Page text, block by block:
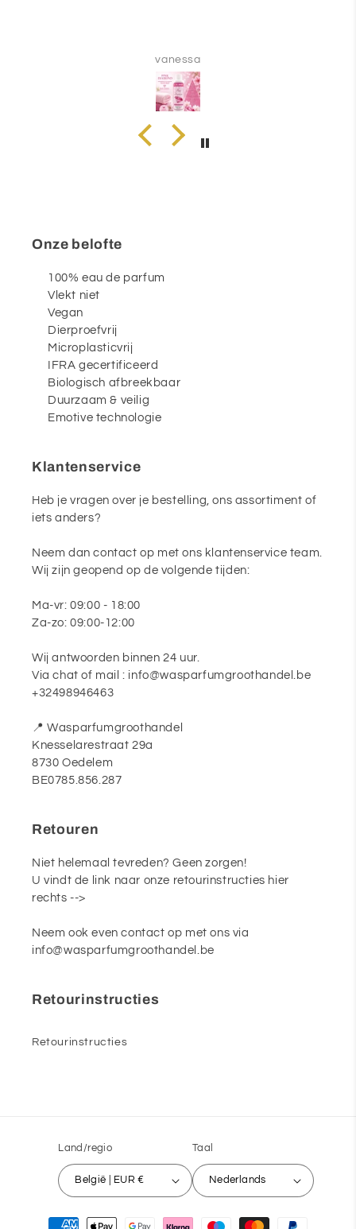
vanessa
Onze belofte
100% eau de parfum
Vlekt niet
Vegan
Dierproefvrij
Microplasticvrij
IFRA gecertificeerd
Biologisch afbreekbaar
Duurzaam & veilig
Emotive technologie
Klantenservice
Heb je vragen over je bestelling, ons assortiment of
iets anders?
Neem dan contact op met ons klantenservice team.
Wij zijn geopend op de volgende tijden:
Ma-vr: 09:00 - 18:00
Za-zo: 09:00-12:00
Wij antwoorden binnen 24 uur.
Via chat of mail : info@wasparfumgroothandel.be
+32498946463
📍 Wasparfumgroothandel
Knesselarestraat 29a
8730 Oedelem
BE0785.856.287
Retouren
Niet helemaal tevreden? Geen zorgen!
U vindt de link naar onze retourinstructies hier
rechts -->
Neem ook even contact op met ons via
info@wasparfumgroothandel.be
Retourinstructies
Retourinstructies
Land/regio
België | EUR €
Taal
Nederlands
Betaalmethoden